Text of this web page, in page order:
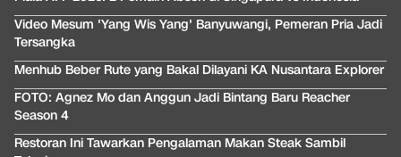
Video Mesum 'Yang Wis Yang' Banyuwangi, Pemeran Pria Jadi
Tersangka
Menhub Beber Rute yang Bakal Dilayani KA Nusantara Explorer
FOTO: Agnez Mo dan Anggun Jadi Bintang Baru Reacher
Season 4
Restoran Ini Tawarkan Pengalaman Makan Steak Sambil